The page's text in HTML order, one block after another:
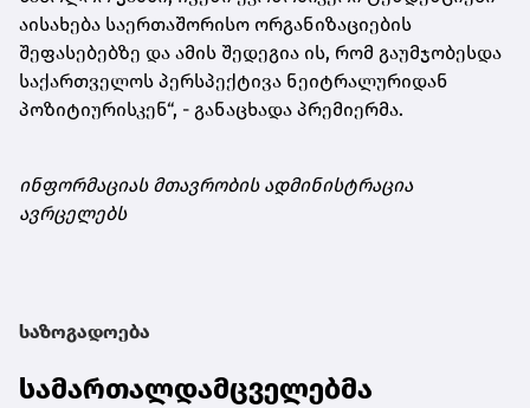
აისახება საერთაშორისო ორგანიზაციების
შეფასებებზე და ამის შედეგია ის, რომ გაუმჯობესდა
საქართველოს პერსპექტივა ნეიტრალურიდან
პოზიტიურისკენ“, - განაცხადა პრემიერმა.
ინფორმაციას მთავრობის ადმინისტრაცია
ავრცელებს
საზოგადოება
სამართალდამცველებმა